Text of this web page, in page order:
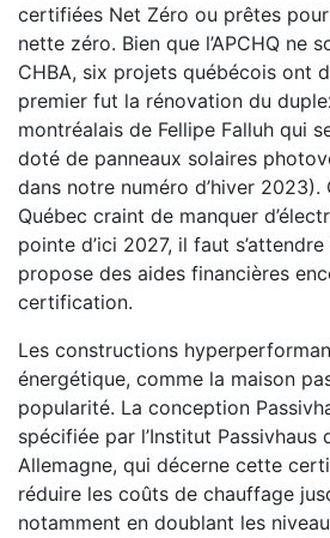
certifiées Net Zéro ou prêtes
nette zéro. Bien que l’APCHQ ne
CHBA, six projets québécois ont
premier fut la rénovation du
montréalais de Fellipe Falluh qui
doté de panneaux solaires
dans notre numéro d’hiver
Québec craint de manquer
pointe d’ici 2027, il faut s’attendre
propose des aides financières
certification.
Les constructions
énergétique, comme la maison
popularité. La conception
spécifiée par l’Institut Passivhaus
Allemagne, qui décerne cette
réduire les coûts de chauffage
notamment en doublant les